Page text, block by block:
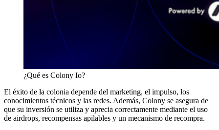
¿Qué es Colony Io?
El éxito de la colonia depende del marketing, el impulso, los
conocimientos técnicos y las redes. Además, Colony se asegura de
que su inversión se utiliza y aprecia correctamente mediante el uso
de airdrops, recompensas apilables y un mecanismo de recompra.